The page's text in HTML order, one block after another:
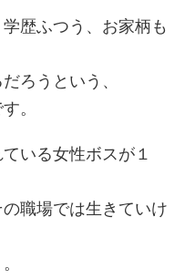
歴ふつう、お家柄も
ろうという、
。
いる女性ボスが１
職場では生きていけ